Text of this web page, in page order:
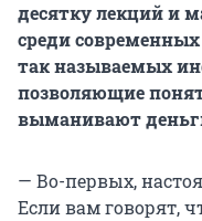
десятку лекций и
среди
так называемых
позволяющие
выманивают
— Во-первых,
Если вам говорят,